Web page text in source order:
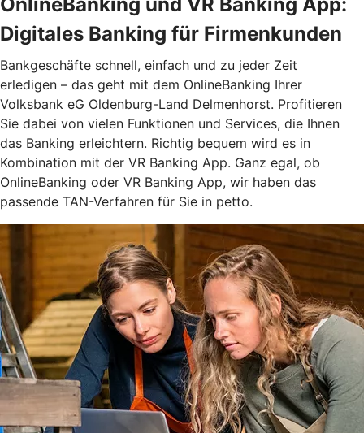
OnlineBanking und VR Banking App:
Digitales Banking für Firmenkunden
Bankgeschäfte schnell, einfach und zu jeder Zeit
erledigen – das geht mit dem OnlineBanking Ihrer
Volksbank eG Oldenburg-Land Delmenhorst. Profitieren
Sie dabei von vielen Funktionen und Services, die Ihnen
das Banking erleichtern. Richtig bequem wird es in
Kombination mit der VR Banking App. Ganz egal, ob
OnlineBanking oder VR Banking App, wir haben das
passende TAN-Verfahren für Sie in petto.